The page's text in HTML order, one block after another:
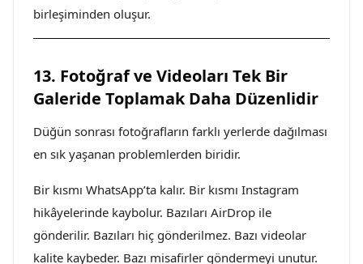
birleşiminden oluşur.
13. Fotoğraf ve Videoları Tek Bir
Galeride Toplamak Daha Düzenlidir
Düğün sonrası fotoğrafların farklı yerlerde dağılması
en sık yaşanan problemlerden biridir.
Bir kısmı WhatsApp’ta kalır. Bir kısmı Instagram
hikâyelerinde kaybolur. Bazıları AirDrop ile
gönderilir. Bazıları hiç gönderilmez. Bazı videolar
kalite kaybeder. Bazı misafirler göndermeyi unutur.